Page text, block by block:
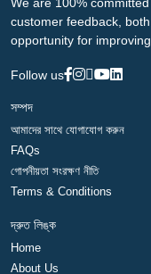
customer feedback,
opportunity for
Follow us
সম্পদ
আমাদের সাথে যোগাযোগ করুন
FAQs
গোপনীয়তা সংরক্ষণ নীতি
Terms & Conditions
দ্রুত লিঙ্ক
Home
About Us